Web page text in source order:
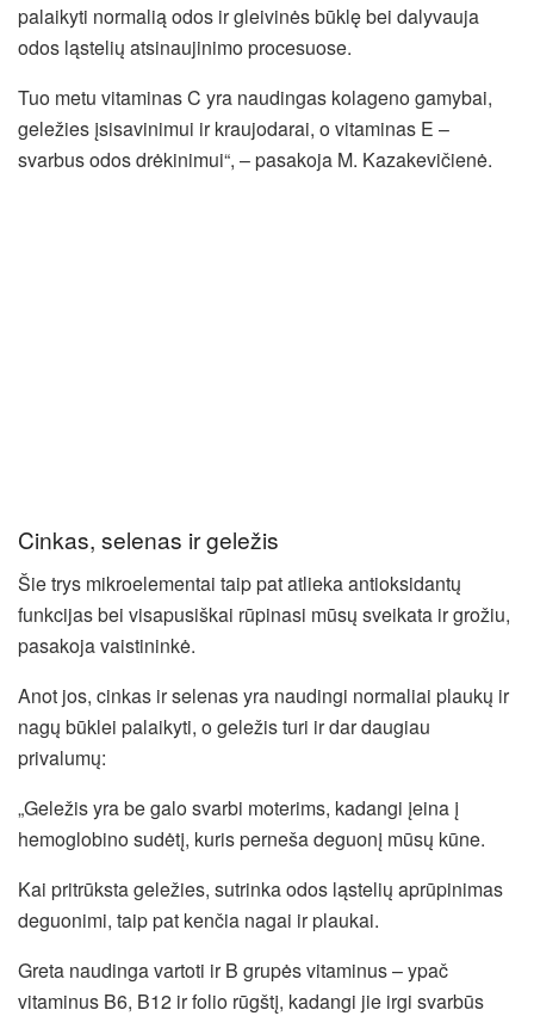
palaikyti normalią odos ir gleivinės būklę bei dalyvauja
odos ląstelių atsinaujinimo procesuose.
Tuo metu vitaminas C yra naudingas kolageno gamybai,
geležies įsisavinimui ir kraujodarai, o vitaminas E –
svarbus odos drėkinimui“, – pasakoja M. Kazakevičienė.
Cinkas, selenas ir geležis
Šie trys mikroelementai taip pat atlieka antioksidantų
funkcijas bei visapusiškai rūpinasi mūsų sveikata ir grožiu,
pasakoja vaistininkė.
Anot jos, cinkas ir selenas yra naudingi normaliai plaukų ir
nagų būklei palaikyti, o geležis turi ir dar daugiau
privalumų:
„Geležis yra be galo svarbi moterims, kadangi įeina į
hemoglobino sudėtį, kuris perneša deguonį mūsų kūne.
Kai pritrūksta geležies, sutrinka odos ląstelių aprūpinimas
deguonimi, taip pat kenčia nagai ir plaukai.
Greta naudinga vartoti ir B grupės vitaminus – ypač
vitaminus B6, B12 ir folio rūgštį, kadangi jie irgi svarbūs